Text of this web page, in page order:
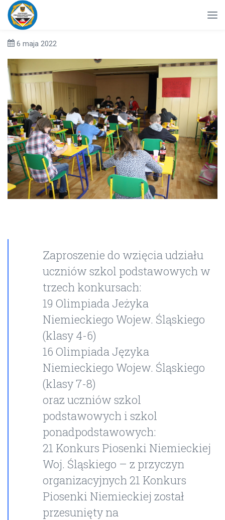
6 maja 2022
Zaproszenie do wzięcia udziału
uczniów szkol podstawowych w
trzech konkursach:
19 Olimpiada Jeżyka
Niemieckiego Wojew. Śląskiego
(klasy 4-6)
16 Olimpiada Języka
Niemieckiego Wojew. Śląskiego
(klasy 7-8)
oraz uczniów szkol
podstawowych i szkol
ponadpodstawowych:
21 Konkurs Piosenki Niemieckiej
Woj. Śląskiego – z przyczyn
organizacyjnych 21 Konkurs
Piosenki Niemieckiej został
przesunięty na